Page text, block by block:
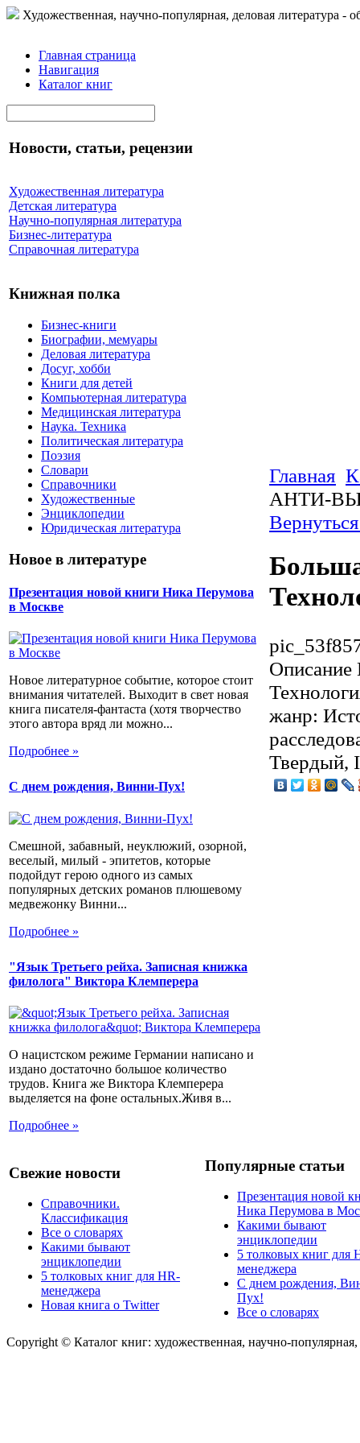
Художественная, научно-популярная, деловая литература -
Главная страница
Навигация
Каталог книг
Новости, статьи, рецензии
Художественная литература
Детская литература
Научно-популярная литература
Бизнес-литература
Справочная литература
Книжная полка
Бизнес-книги
Биографии, мемуары
Деловая литература
Досуг, хобби
Книги для детей
Компьютерная литература
Медицинская литература
Наука. Техника
Политическая литература
Поэзия
Словари
Справочники
Художественные
Энциклопедии
Юридическая литература
Новое в литературе
Презентация новой книги Ника Перумова
в Москве
Новое литературное событие, которое стоит
внимания читателей. Выходит в свет новая
книга писателя-фантаста (хотя творчество
этого автора вряд ли можно...
Подробнее »
С днем рождения, Винни-Пух!
Смешной, забавный, неуклюжий, озорной,
веселый, милый - эпитетов, которые
подойдут герою одного из самых
популярных детских романов плюшевому
медвежонку Винни...
Подробнее »
"Язык Третьего рейха. Записная книжка
филолога" Виктора Клемперера
О нацистском режиме Германии написано и
издано достаточно большое количество
трудов. Книга же Виктора Клемперера
выделяется на фоне остальных.Живя в...
Подробнее »
Главная
АНТИ-
Описание
жанр:
Твердый,
Свежие новости
Справочники.
Классификация
Все о словарях
Какими бывают
энциклопедии
5 толковых книг для HR-
менеджера
Новая книга о Twitter
Популярные статьи
Презентация новой
Ника Перумова в
Какими бывают
энциклопедии
5 толковых книг для
менеджера
С днем рождения,
Пух!
Все о словарях
Copyright © Каталог книг: художественная, научно-